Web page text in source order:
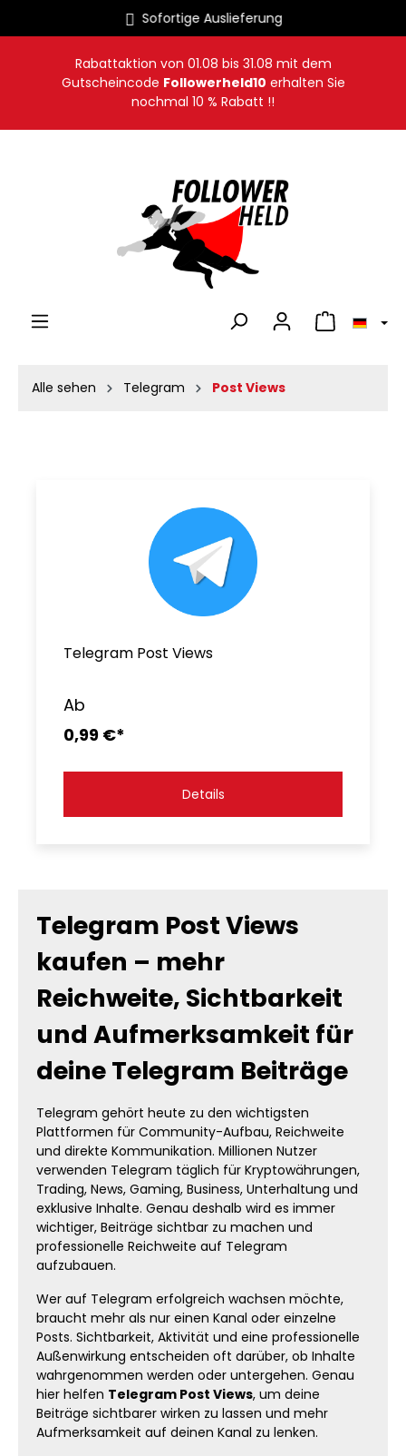
Sofortige Auslieferung
Rabattaktion von 01.08 bis 31.08 mit dem
Gutscheincode Followerheld10 erhalten Sie
nochmal 10 % Rabatt !!
Warenkorb
Alle sehen Telegram Post Views
Telegram Post Views
Ab
0,99 €*
Details
Telegram Post Views
kaufen – mehr
Reichweite, Sichtbarkeit
und Aufmerksamkeit für
deine Telegram Beiträge
Telegram gehört heute zu den wichtigsten
Plattformen für Community-Aufbau, Reichweite
und direkte Kommunikation. Millionen Nutzer
verwenden Telegram täglich für Kryptowährungen,
Trading, News, Gaming, Business, Unterhaltung und
exklusive Inhalte. Genau deshalb wird es immer
wichtiger, Beiträge sichtbar zu machen und
professionelle Reichweite auf Telegram
aufzubauen.
Wer auf Telegram erfolgreich wachsen möchte,
braucht mehr als nur einen Kanal oder einzelne
Posts. Sichtbarkeit, Aktivität und eine professionelle
Außenwirkung entscheiden oft darüber, ob Inhalte
wahrgenommen werden oder untergehen. Genau
hier helfen Telegram Post Views, um deine
Beiträge sichtbarer wirken zu lassen und mehr
Aufmerksamkeit auf deinen Kanal zu lenken.